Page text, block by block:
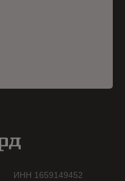
ИНН 1659149452